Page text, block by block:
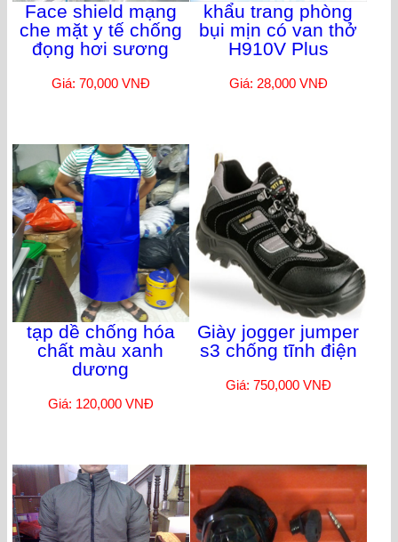
Face shield mạng
che mặt y tế chống
đọng hơi sương
Giá: 70,000 VNĐ
khẩu trang phòng
bụi mịn có van thở
H910V Plus
Giá: 28,000 VNĐ
tạp dề chống hóa
chất màu xanh
dương
Giá: 120,000 VNĐ
Giày jogger jumper
s3 chống tĩnh điện
Giá: 750,000 VNĐ